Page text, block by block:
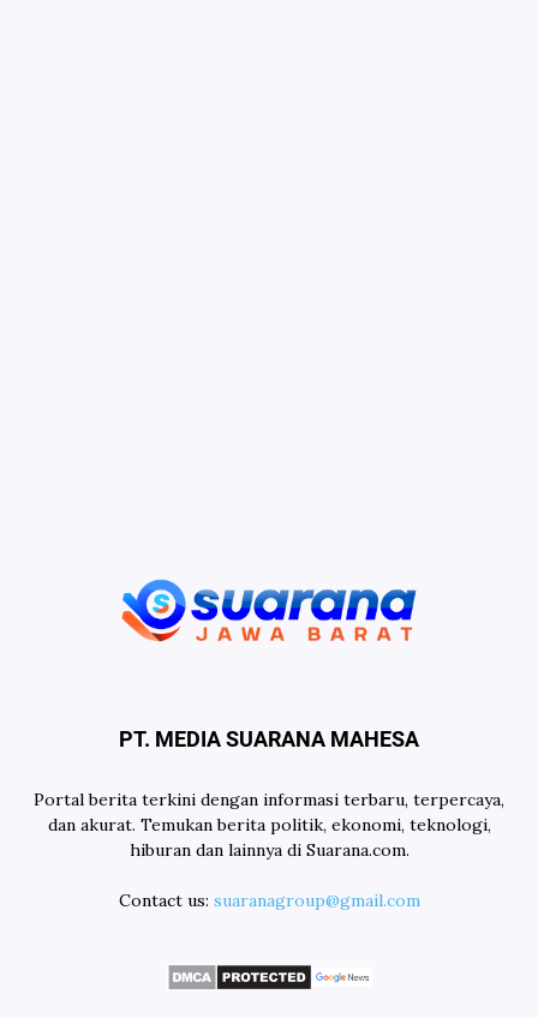
PT. MEDIA SUARANA MAHESA
Portal berita terkini dengan informasi terbaru, terpercaya,
dan akurat. Temukan berita politik, ekonomi, teknologi,
hiburan dan lainnya di Suarana.com.
Contact us: suaranagroup@gmail.com